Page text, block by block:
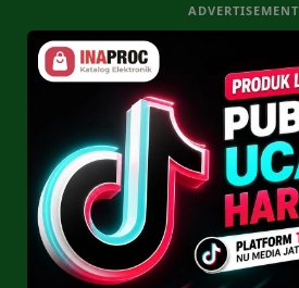
ADVERTISEMENT